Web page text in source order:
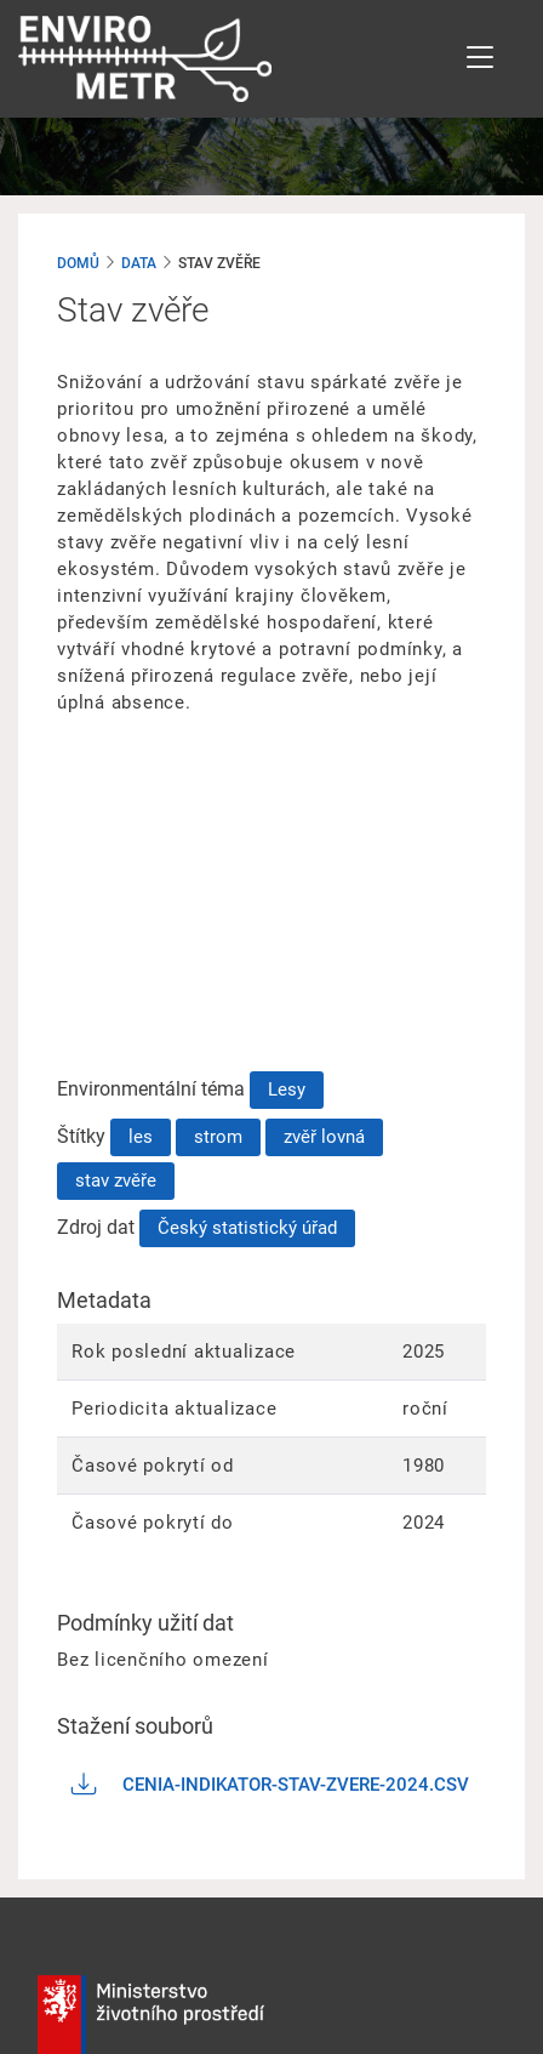
Přejít
hlavnímu
DOMŮ DATA STAV ZVĚŘE
Stav zvěře
Snižování a udržování stavu spárkaté zvěře je
prioritou pro umožnění přirozené a umělé
obnovy lesa, a to zejména s ohledem na škody,
které tato zvěř způsobuje okusem v nově
zakládaných lesních kulturách, ale také na
zemědělských plodinách a pozemcích. Vysoké
stavy zvěře negativní vliv i na celý lesní
ekosystém. Důvodem vysokých stavů zvěře je
intenzivní využívání krajiny člověkem,
především zemědělské hospodaření, které
vytváří vhodné krytové a potravní podmínky, a
snížená přirozená regulace zvěře, nebo její
úplná absence.
Environmentální téma Lesy
Štítky les strom
zvěř lovná
stav zvěře
Zdroj dat Český statistický úřad
Metadata
Rok poslední aktualizace 2025
Periodicita aktualizace roční
Časové pokrytí od 1980
Časové pokrytí do 2024
Podmínky užití dat
Bez licenčního omezení
Stažení souborů
CENIA-INDIKATOR-STAV-ZVERE-2024.CSV